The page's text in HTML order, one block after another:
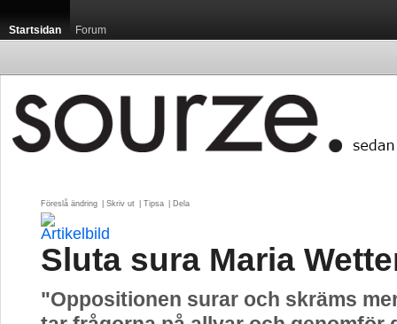
Startsidan Forum
Föreslå ändring Skriv ut Tipsa Dela
Sluta sura Maria
"Oppositionen surar och skräms